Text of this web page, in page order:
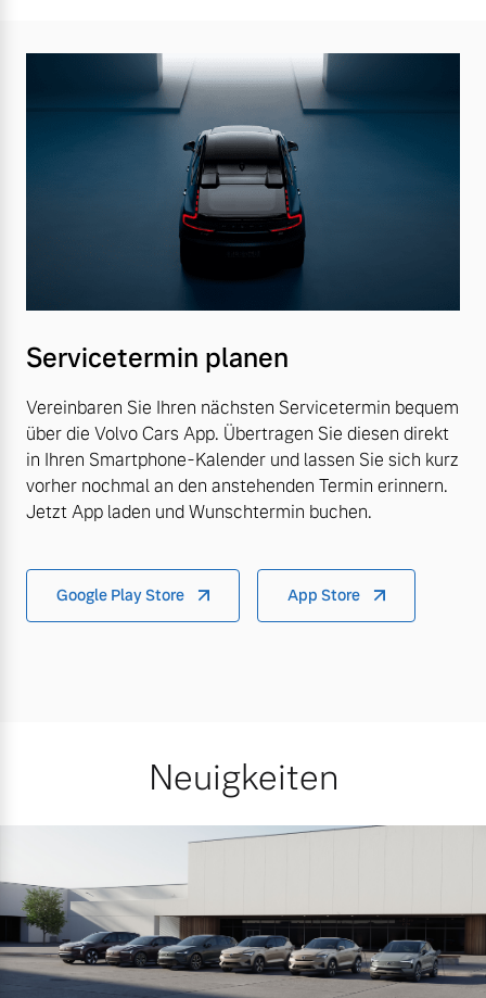
Servicetermin planen
Vereinbaren Sie Ihren nächsten Servicetermin bequem
über die Volvo Cars App. Übertragen Sie diesen direkt
in Ihren Smartphone-Kalender und lassen Sie sich kurz
vorher nochmal an den anstehenden Termin erinnern.
Jetzt App laden und Wunschtermin buchen.
Google Play Store App Store
Neuigkeiten